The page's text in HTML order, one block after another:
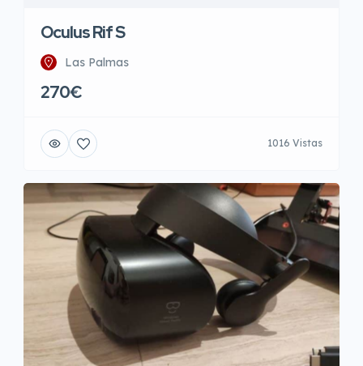
Oculus Rif S
Las Palmas
270€
1016 Vistas